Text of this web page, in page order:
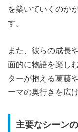
を築いていくのか
す。
また、彼らの成長
面的に物語を楽し
ターが抱える葛藤
ーマの奥行きを広
主要なシーン